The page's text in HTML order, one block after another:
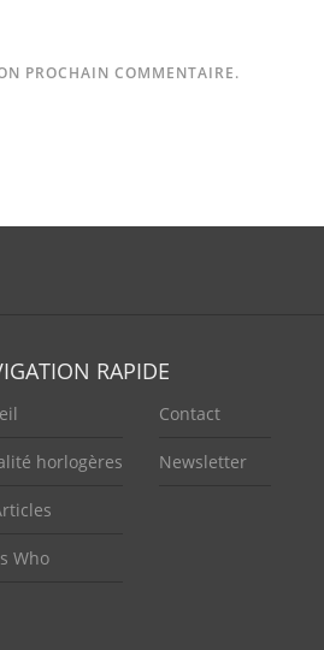
PROCHAIN COMMENTAIRE.
RAPIDE
horlogères
Who
Contact
Newsletter